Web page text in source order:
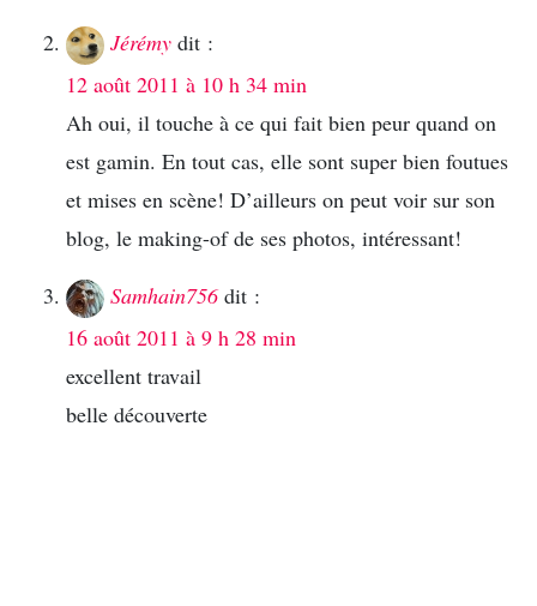
Jérémy dit :
12 août 2011 à 10 h 34 min
Ah oui, il touche à ce qui fait bien peur quand on
est gamin. En tout cas, elle sont super bien foutues
et mises en scène! D’ailleurs on peut voir sur son
blog, le making-of de ses photos, intéressant!
Samhain756 dit :
16 août 2011 à 9 h 28 min
excellent travail
belle découverte